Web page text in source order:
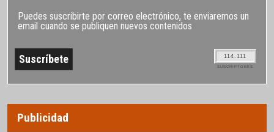
Puedes suscribirte por correo electrónico, te enviaremos un
email cuando se publiquen nuevos contenidos
114.111
SUSCRIPTORES
Publicidad